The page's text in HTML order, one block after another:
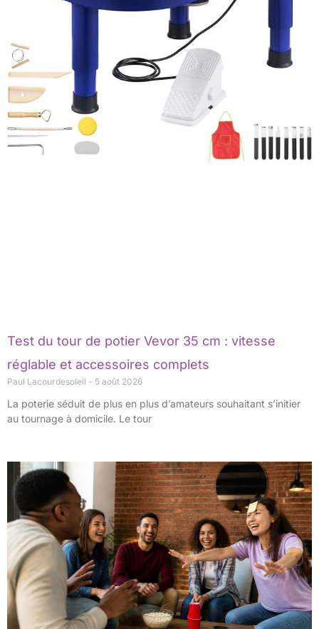
Test du tour de potier Vevor 35 cm : vitesse
réglable et accessoires complets
Paul Lacourdesoleil 5 août 2026
La poterie séduit de plus en plus d’amateurs souhaitant s’initier
au tournage à domicile. Le tour